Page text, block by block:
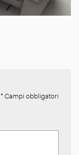
* Campi obbligatori